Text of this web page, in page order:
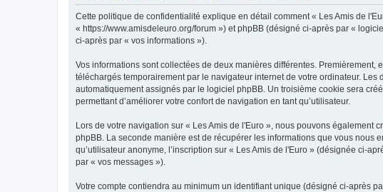
Cette politique de confidentialité explique en détail comment « Les Amis de
« https://www.amisdeleuro.org/forum ») et phpBB (désigné ci-après par «
ci-après par « vos informations »).
Vos informations sont collectées de deux manières différentes.
téléchargés temporairement par le navigateur internet de votre ordinateur.
automatiquement assignés par le logiciel phpBB. Un troisième cookie sera
permettant d’améliorer votre confort de navigation en tant qu’utilisateur.
Lors de votre navigation sur « Les Amis de l'Euro », nous pouvons
phpBB. La seconde manière est de récupérer les informations que vous
qu’utilisateur anonyme, l’inscription sur « Les Amis de l'Euro » (désignée ci-
par « vos messages »).
Votre compte contiendra au minimum un identifiant unique (désigné ci-après